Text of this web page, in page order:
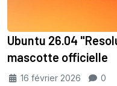
Ubuntu 26.04
mascotte officielle
16 février 2026 0